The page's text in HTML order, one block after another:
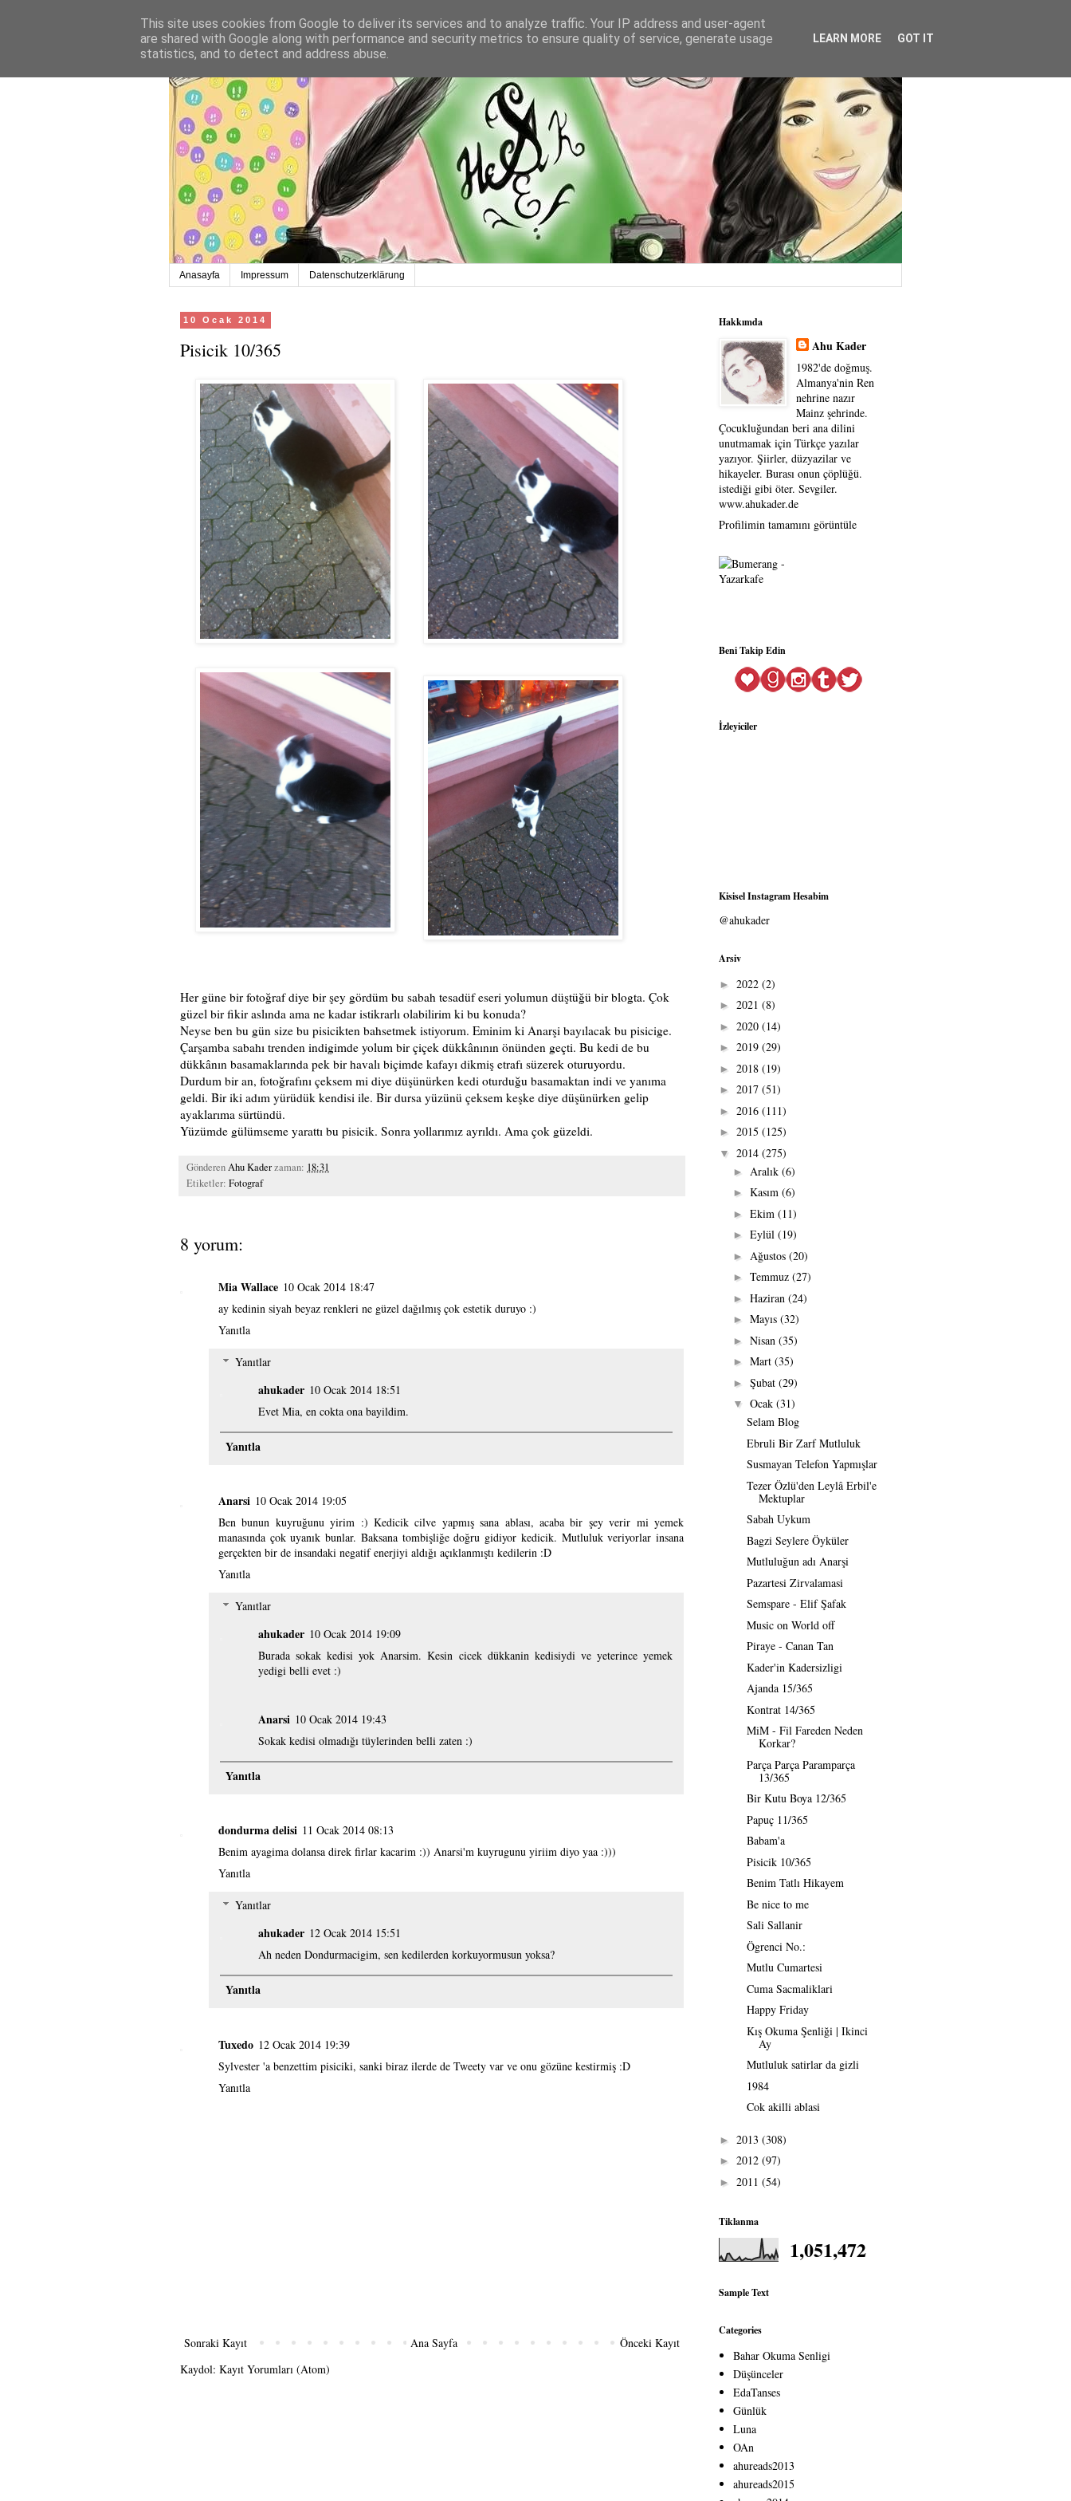
Anasayfa Impressum Datenschutzerklärung
10 Ocak 2014
Pisicik 10/365
Her güne bir fotoğraf diye bir şey gördüm bu sabah tesadüf eseri yolumun düştüğü bir blogta. Çok
güzel bir fikir aslında ama ne kadar istikrarlı olabilirim ki bu konuda?
Neyse ben bu gün size bu pisicikten bahsetmek istiyorum. Eminim ki Anarşi bayılacak bu pisicige.
Çarşamba sabahı trenden indigimde yolum bir çiçek dükkânının önünden geçti. Bu kedi de bu
dükkânın basamaklarında pek bir havalı biçimde kafayı dikmiş etrafı süzerek oturuyordu.
Durdum bir an, fotoğrafını çeksem mi diye düşünürken kedi oturduğu basamaktan indi ve yanıma
geldi. Bir iki adım yürüdük kendisi ile. Bir dursa yüzünü çeksem keşke diye düşünürken gelip
ayaklarıma sürtündü.
Yüzümde gülümseme yarattı bu pisicik. Sonra yollarımız ayrıldı. Ama çok güzeldi.
GönderenAhu Kaderzaman: 18:31
Etiketler: Fotograf
8 yorum:
Mia Wallace 10 Ocak 2014 18:47
ay kedinin siyah beyaz renkleri ne güzel dağılmış çok estetik duruyo :)
Yanıtla
Yanıtlar
ahukader 10 Ocak 2014 18:51
Evet Mia, en cokta ona bayildim.
Yanıtla
Anarsi 10 Ocak 2014 19:05
Ben bunun kuyruğunu yirim :) Kedicik cilve yapmış sana ablası, acaba bir şey verir mi yemek
manasında çok uyanık bunlar. Baksana tombişliğe doğru gidiyor kedicik. Mutluluk veriyorlar insana
gerçekten bir de insandaki negatif enerjiyi aldığı açıklanmıştı kedilerin :D
Yanıtla
Yanıtlar
ahukader 10 Ocak 2014 19:09
Burada sokak kedisi yok Anarsim. Kesin cicek dükkanin kedisiydi ve yeterince yemek
yedigi belli evet :)
Anarsi 10 Ocak 2014 19:43
Sokak kedisi olmadığı tüylerinden belli zaten :)
Yanıtla
dondurma delisi 11 Ocak 2014 08:13
Benim ayagima dolansa direk firlar kacarim :)) Anarsi'm kuyrugunu yiriim diyo yaa :)))
Yanıtla
Yanıtlar
ahukader 12 Ocak 2014 15:51
Ah neden Dondurmacigim, sen kedilerden korkuyormusun yoksa?
Yanıtla
Tuxedo 12 Ocak 2014 19:39
Sylvester 'a benzettim pisiciki, sanki biraz ilerde de Tweety var ve onu gözüne kestirmiş :D
Yanıtla
Sonraki Kayıt Önceki Kayıt
Ana Sayfa
Kaydol: Kayıt Yorumları (Atom)
Hakkımda
Ahu Kader
1982'de doğmuş.
Almanya'nin Ren
nehrine nazır
Mainz şehrinde.
Çocukluğundan beri ana dilini
unutmamak için Türkçe yazılar
yazıyor. Şiirler, düzyazilar ve
hikayeler. Burası onun çöplüğü.
istediği gibi öter. Sevgiler.
www.ahukader.de
Profilimin tamamını görüntüle
Beni Takip Edin
İzleyiciler
Kisisel Instagram Hesabim
@ahukader
Arsiv
► 2022 (2)
► 2021 (8)
► 2020 (14)
► 2019 (29)
► 2018 (19)
► 2017 (51)
► 2016 (111)
► 2015 (125)
▼ 2014 (275)
► Aralık (6)
► Kasım (6)
► Ekim (11)
► Eylül (19)
► Ağustos (20)
► Temmuz (27)
► Haziran (24)
► Mayıs (32)
► Nisan (35)
► Mart (35)
► Şubat (29)
▼ Ocak (31)
Selam Blog
Ebruli Bir Zarf Mutluluk
Susmayan Telefon Yapmışlar
Tezer Özlü'den Leylâ Erbil'e
Mektuplar
Sabah Uykum
Bagzi Seylere Öyküler
Mutluluğun adı Anarşi
Pazartesi Zirvalamasi
Semspare - Elif Şafak
Music on World off
Piraye - Canan Tan
Kader'in Kadersizligi
Ajanda 15/365
Kontrat 14/365
MiM - Fil Fareden Neden
Korkar?
Parça Parça Paramparça
13/365
Bir Kutu Boya 12/365
Papuç 11/365
Babam'a
Pisicik 10/365
Benim Tatlı Hikayem
Be nice to me
Sali Sallanir
Ögrenci No.:
Mutlu Cumartesi
Cuma Sacmaliklari
Happy Friday
Kış Okuma Şenliği | Ikinci
Ay
Mutluluk satirlar da gizli
1984
Cok akilli ablasi
► 2013 (308)
► 2012 (97)
► 2011 (54)
Tiklanma
1,051,472
Sample Text
Categories
Bahar Okuma Senligi
Düşünceler
EdaTanses
Günlük
Luna
OAn
ahureads2013
ahureads2015
This site uses cookies from Google to deliver its services and to analyze traffic. Your IP address and user-agent
are shared with Google along with performance and security metrics to ensure quality of service, generate usage
statistics, and to detect and address abuse.
LEARN MORE GOT IT